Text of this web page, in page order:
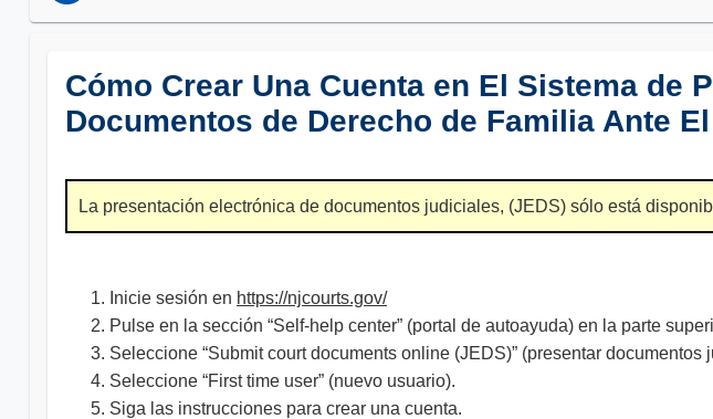
Cómo Crear Una Cuenta en El Sistema de
Documentos de Derecho de Familia Ante
La presentación electrónica de documentos judiciales, (JEDS) sólo está
Inicie sesión en https://njcourts.gov/
Pulse en la sección “Self-help center” (portal de autoayuda) en la parte
Seleccione “Submit court documents online (JEDS)” (presentar
Seleccione “First time user” (nuevo usuario).
Siga las instrucciones para crear una cuenta.